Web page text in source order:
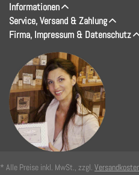
Informationen
Service, Versand & Zahlung
Firma, Impressum & Datenschutz
* Alle Preise inkl. MwSt., zzgl.